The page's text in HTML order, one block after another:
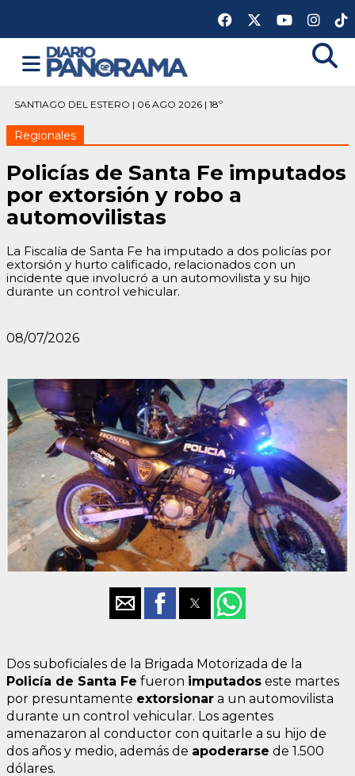
SANTIAGO DEL ESTERO | 06 AGO 2026 | 18º
Regionales
Policías de Santa Fe imputados
por extorsión y robo a
automovilistas
La Fiscalía de Santa Fe ha imputado a dos policías por
extorsión y hurto calificado, relacionados con un
incidente que involucró a un automovilista y su hijo
durante un control vehicular.
08/07/2026
Dos suboficiales de la Brigada Motorizada de la
Policía de Santa Fe fueron imputados este martes
por presuntamente extorsionar a un automovilista
durante un control vehicular. Los agentes
amenazaron al conductor con quitarle a su hijo de
dos años y medio, además de apoderarse de 1.500
dólares.